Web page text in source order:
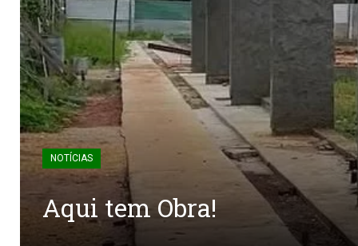
NOTÍCIAS
Aqui tem Obra!